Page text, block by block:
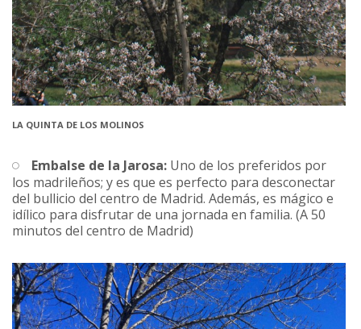
LA QUINTA DE LOS MOLINOS
Embalse de la Jarosa: Uno de los preferidos por
los madrileños; y es que es perfecto para desconectar
del bullicio del centro de Madrid. Además, es mágico e
idílico para disfrutar de una jornada en familia. (A 50
minutos del centro de Madrid)